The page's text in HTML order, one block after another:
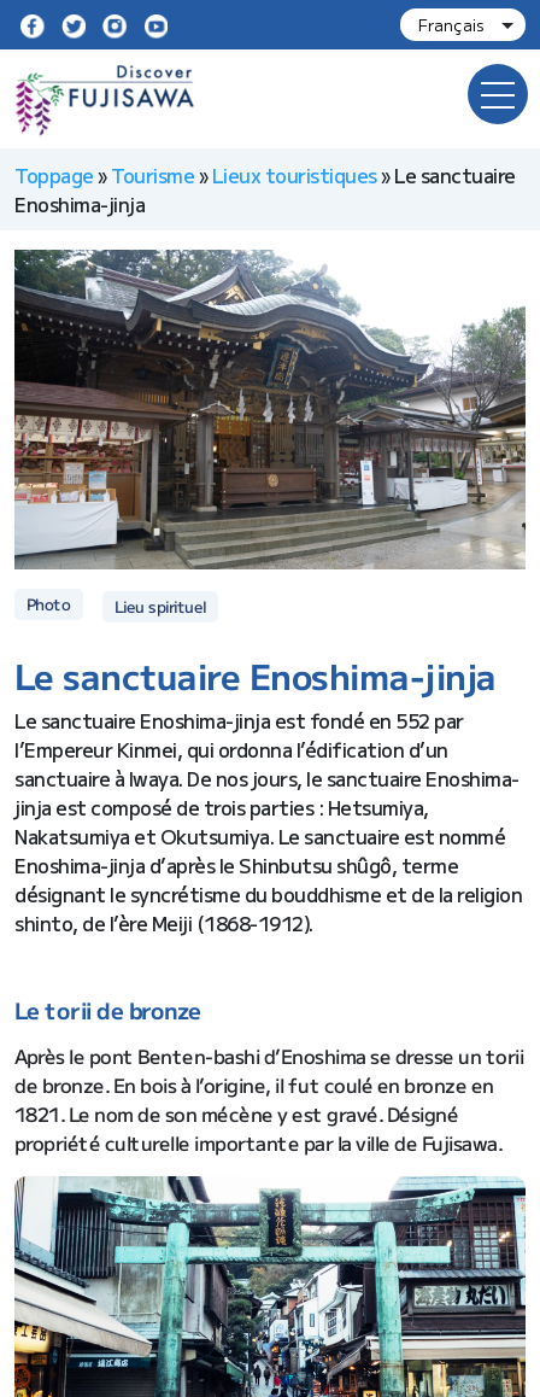
Toppage»Tourisme» Lieux touristiques»Le sanctuaire
Enoshima-jinja
Photo Lieu spirituel
Le sanctuaire Enoshima-jinja
Le sanctuaire Enoshima-jinja est fondé en 552 par
l’Empereur Kinmei, qui ordonna l’édification d’un
sanctuaire à Iwaya. De nos jours, le sanctuaire Enoshima-
jinja est composé de trois parties : Hetsumiya,
Nakatsumiya et Okutsumiya. Le sanctuaire est nommé
Enoshima-jinja d’après le Shinbutsu shûgô, terme
désignant le syncrétisme du bouddhisme et de la religion
shinto, de l’ère Meiji (1868-1912).
Le torii de bronze
Après le pont Benten-bashi d’Enoshima se dresse un torii
de bronze. En bois à l’origine, il fut coulé en bronze en
1821. Le nom de son mécène y est gravé. Désigné
propriété culturelle importante par la ville de Fujisawa.